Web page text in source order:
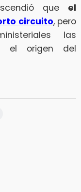
que el
circuito, pero
las
el origen del